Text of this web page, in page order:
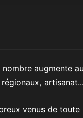
augmente
artisanat...
venus de toute